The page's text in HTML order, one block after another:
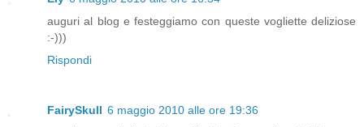
auguri al blog e festeggiamo con queste vogliette deliziose
:-)))
Rispondi
FairySkull 6 maggio 2010 alle ore 19:36